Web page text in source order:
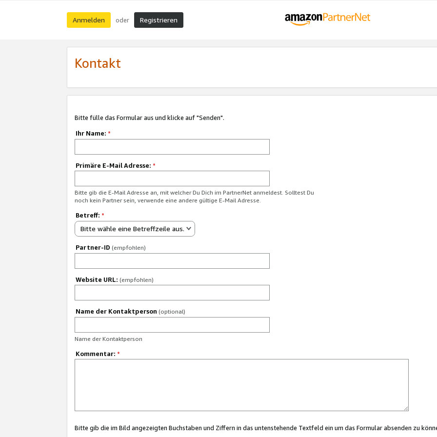
Anmelden oder Registrieren
Kontakt
Bitte fülle das Formular aus und klicke auf "Senden".
Ihr Name: *
Primäre E-Mail Adresse: *
Bitte gib die E-Mail Adresse an, mit welcher Du Dich im PartnerNet anmeldest. Solltest Du
noch kein Partner sein, verwende eine andere gültige E-Mail Adresse.
Betreff: *
Bitte wähle eine Betreffzeile aus.
Partner-ID (empfohlen)
Website URL: (empfohlen)
Name der Kontaktperson (optional)
Name der Kontaktperson
Kommentar: *
Bitte gib die im Bild angezeigten Buchstaben und Ziffern in das untenstehende Textfeld ein um das Formular absenden zu